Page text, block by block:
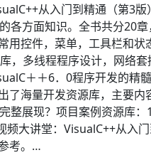
从入门到精通（第3
各方面知识。全书共分20
用控件，菜单，工具栏和
，多线程程序设计，网络
＋＋6．0程序开发的精
了海量开发资源库，主要
整展现？项目案例资源库
频大讲堂：VisualC++从入
考。…